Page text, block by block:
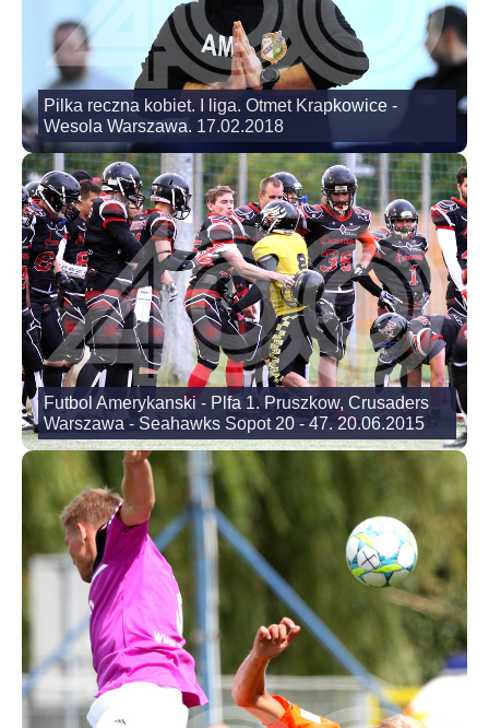
Pilka reczna kobiet. I liga. Otmet Krapkowice -
Wesola Warszawa. 17.02.2018
Futbol Amerykanski - Plfa 1. Pruszkow, Crusaders
Warszawa - Seahawks Sopot 20 - 47. 20.06.2015